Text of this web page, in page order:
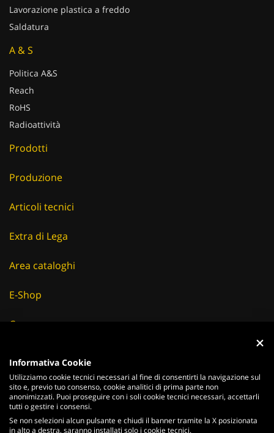
Lavorazione plastica a freddo
Saldatura
A & S
Politica A&S
Reach
RoHS
Radioattività
Prodotti
Produzione
Articoli tecnici
Extra di Lega
Area cataloghi
E-Shop
Careers
News & Eventi
Informativa Cookie
Utilizziamo cookie tecnici necessari al fine di consentirti la navigazione sul
sito e, previo tuo consenso, cookie analitici di prima parte non
anonimizzati. Puoi proseguire con i soli cookie tecnici necessari, accettarli
tutti o gestire i consensi.
Se non selezioni alcun pulsante e chiudi il banner tramite la X posizionata
in alto a destra, saranno installati solo i cookie tecnici.